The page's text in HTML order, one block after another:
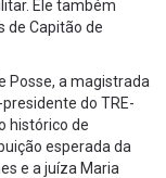
Ele também
de Capitão de
Posse, a magistrada
do TRE-
histórico de
esperada da
e a juíza Maria